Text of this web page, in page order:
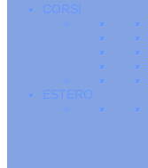
CORSI
ESTERO